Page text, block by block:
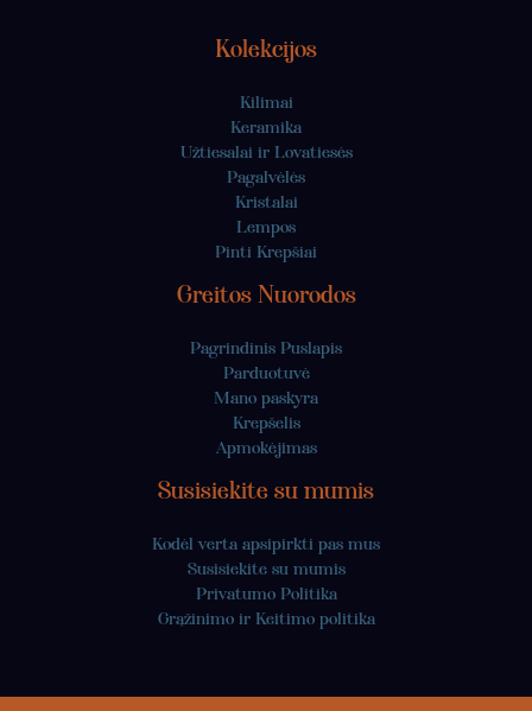
Kolekcijos
Kilimai
Keramika
Užtiesalai ir Lovatiesės
Pagalvėlės
Kristalai
Lempos
Pinti Krepšiai
Greitos Nuorodos
Pagrindinis Puslapis
Parduotuvė
Mano paskyra
Krepšelis
Apmokėjimas
Susisiekite su mumis
Kodėl verta apsipirkti pas mus
Susisiekite su mumis
Privatumo Politika
Grąžinimo ir Keitimo politika